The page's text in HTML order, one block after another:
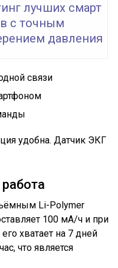
лучших смарт
с точным
давления
связи
удобна. Датчик ЭКГ
Li-Polymer
100 мА/ч и при
хватает на 7 дней
что является